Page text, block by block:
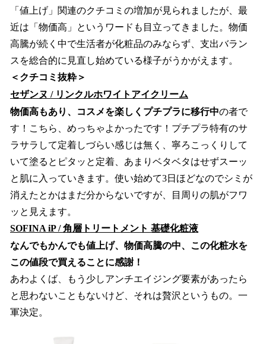
「値上げ」関連のクチコミの増加が見られましたが、最
近は「物価高」というワードも目立ってきました。物価
高騰が続く中で生活者が化粧品のみならず、支出バラン
スを総合的に見直し始めている様子がうかがえます。
＜クチコミ抜粋＞
セザンヌ / リンクルホワイトアイクリーム
物価高もあり、コスメを楽しくプチプラに移行中の者で
す！こちら、めっちゃよかったです！プチプラ特有のサ
ラサラして定着しづらい感じは無く、寧ろこっくりして
いて塗るとピタッと定着、あまりベタベタはせずスーッ
と肌に入っていきます。使い始めて3日ほどなのでシミが
消えたとかはまだ分からないですが、目周りの肌がフワ
ッと見えます。
SOFINA iP / 角層トリートメント 基礎化粧液
なんでもかんでも値上げ、物価高騰の中、この化粧水を
この値段で買えることに感謝！
あわよくば、もう少しアンチエイジング要素があったら
と思わないこともないけど、それは贅沢というもの。一
軍決定。